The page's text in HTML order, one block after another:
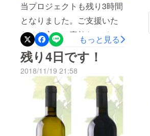
当プロジェクトも残り3時間
となりました。ご支援いた
だけた方には素敵なワイン
をお届けいたします。美味
しくて健康にもいいワイン
をより多くの皆様に届けて
行きたいと思っています。
この機会を逃してしまうこ
とで、ワイン会以外では飲
もっと見る
残り4日です！
2018/11/19 21:58